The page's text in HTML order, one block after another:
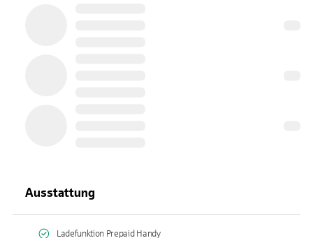
Ausstattung
Ladefunktion Prepaid Handy